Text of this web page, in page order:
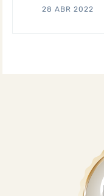
28 ABR 2022